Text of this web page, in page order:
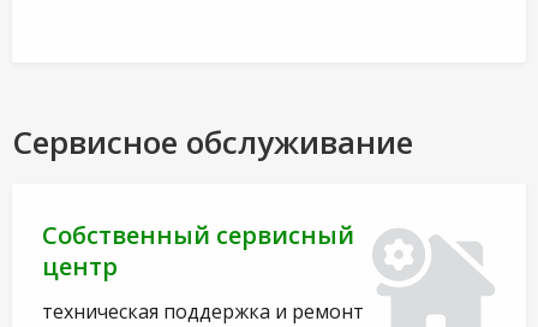
Сервисное обслуживание
Собственный сервисный
центр
техническая поддержка и ремонт